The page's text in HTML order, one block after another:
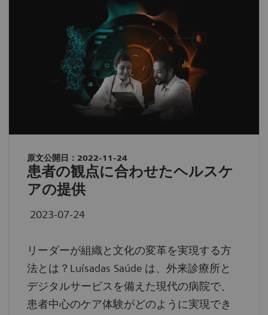
原文公開日：2022-11-24
患者の観点に合わせたヘルスケ
アの提供
2023-07-24
リーダーが組織と文化の変革を実現する方
法とは？Luísadas Saúde は、外来診療所と
デジタルサービスを備えた現代の病院で、
患者中心のケア体験がどのように実現でき